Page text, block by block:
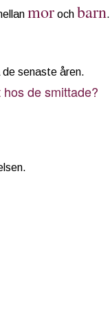
mor och barn.
senaste åren.
de smittade?